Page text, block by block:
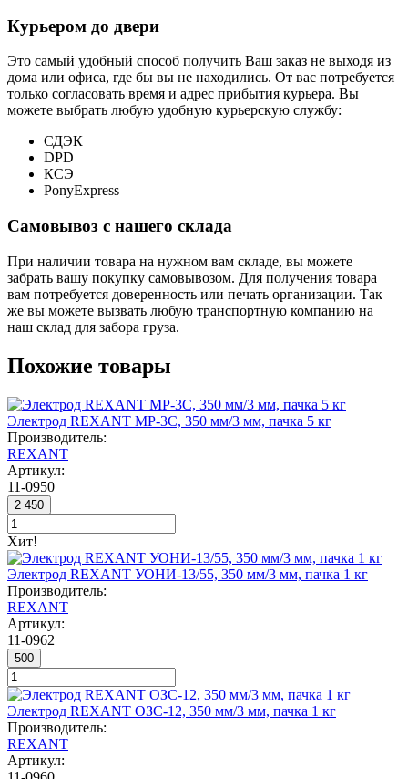
Курьером до двери
Это самый удобный способ получить Ваш заказ не выходя из
дома или офиса, где бы вы не находились. От вас потребуется
только согласовать время и адрес прибытия курьера. Вы
можете выбрать любую удобную курьерскую службу:
СДЭК
DPD
КСЭ
PonyExpress
Самовывоз с нашего склада
При наличии товара на нужном вам складе, вы можете
забрать вашу покупку самовывозом. Для получения товара
вам потребуется доверенность или печать организации. Так
же вы можете вызвать любую транспортную компанию на
наш склад для забора груза.
Похожие товары
Электрод REXANT MP-3C, 350 мм/3 мм, пачка 5 кг
Производитель:
REXANT
Артикул:
11-0950
2 450
Хит!
Электрод REXANT УОНИ-13/55, 350 мм/3 мм, пачка 1 кг
Производитель:
REXANT
Артикул:
11-0962
500
Электрод REXANT ОЗС-12, 350 мм/3 мм, пачка 1 кг
Производитель:
REXANT
Артикул: